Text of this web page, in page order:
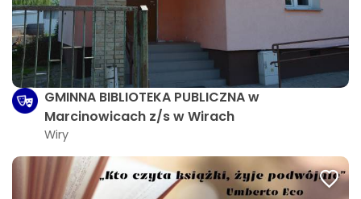
GMINNA BIBLIOTEKA PUBLICZNA w
Marcinowicach z/s w Wirach
Wiry